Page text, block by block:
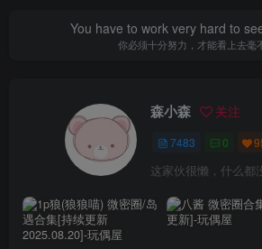
You have to work very hard to
你必须十分努力，才能看上去毫
森小森 关注
7483 0
这家伙很懒，什么都